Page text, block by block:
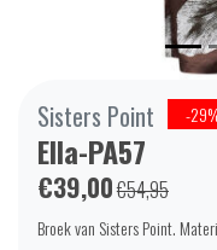
Sisters Point -
Ella-PA57
€39,00€54,95
Broek van Sisters Point.